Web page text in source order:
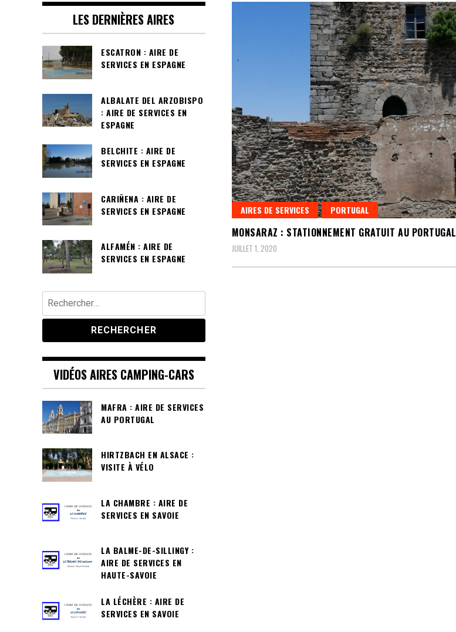
AIRES DE SERVICES PORTUGAL
MONSARAZ : STATIONNEMENT GRATUIT AU PORTUGAL
JUILLET 1, 2020
LES DERNIÈRES AIRES
ESCATRON : AIRE DE
SERVICES EN ESPAGNE
ALBALATE DEL ARZOBISPO
: AIRE DE SERVICES EN
ESPAGNE
BELCHITE : AIRE DE
SERVICES EN ESPAGNE
CARIÑENA : AIRE DE
SERVICES EN ESPAGNE
ALFAMÉN : AIRE DE
SERVICES EN ESPAGNE
Rechercher :
VIDÉOS AIRES CAMPING-CARS
MAFRA : AIRE DE SERVICES
AU PORTUGAL
HIRTZBACH EN ALSACE :
VISITE À VÉLO
LA CHAMBRE : AIRE DE
SERVICES EN SAVOIE
LA BALME-DE-SILLINGY :
AIRE DE SERVICES EN
HAUTE-SAVOIE
LA LÉCHÈRE : AIRE DE
SERVICES EN SAVOIE